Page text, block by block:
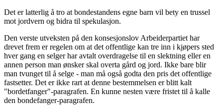
Det er latterlig å tro at bondestandens egne barn vil bety en trussel
mot jordvern og bidra til spekulasjon.
Den verste utveksten på den konsesjonslov Arbeiderpartiet har
drevet frem er regelen om at det offentlige kan tre inn i kjøpers sted
hver gang en selger har avtalt overdragelse til en slektning eller en
annen person man ønsker skal overta gård og jord. Ikke bare blir
man tvunget til å selge - man må også godta den pris det offentlige
fastsetter. Det er ikke rart at denne bestemmelsen er blitt kalt
"bordetfanger"-paragrafen. En kunne nesten være fristet til å kalle
den bondefanger-paragrafen.